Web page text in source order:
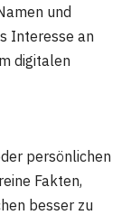
und
Interesse an
digitalen
persönlichen
Fakten,
besser zu